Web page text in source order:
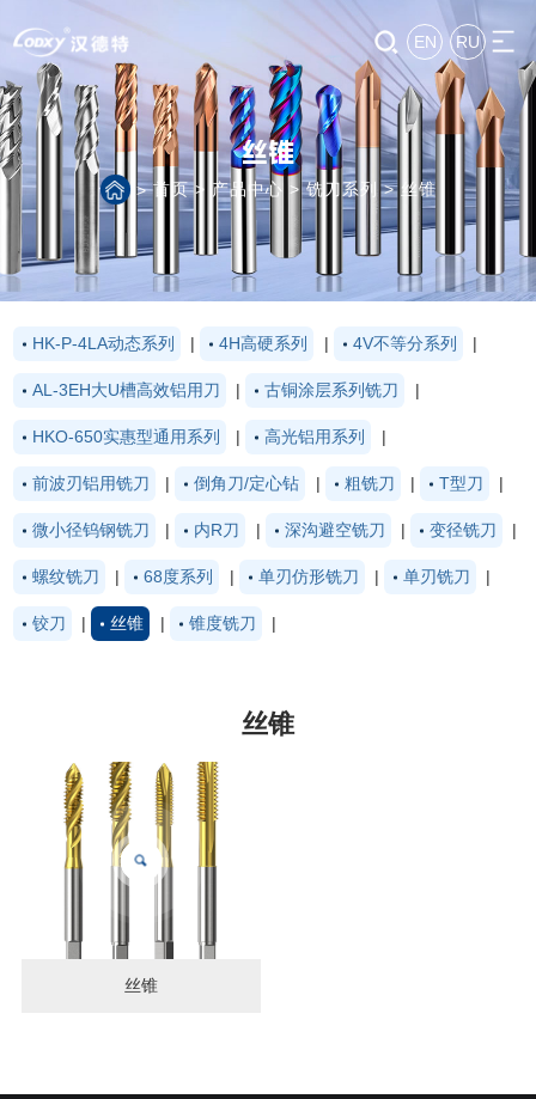
EN RU
丝锥
> 首页> 产品中心 >铣刀系列 > 丝锥
HK-P-4LA动态系列 | 4H高硬系列 | 4V不等分系列 |
AL-3EH大U槽高效铝用刀 | 古铜涂层系列铣刀 |
HKO-650实惠型通用系列 | 高光铝用系列 |
前波刃铝用铣刀 | 倒角刀/定心钻 | 粗铣刀 | T型刀 |
微小径钨钢铣刀 | 内R刀 | 深沟避空铣刀 | 变径铣刀 |
螺纹铣刀 | 68度系列 | 单刃仿形铣刀 | 单刃铣刀 |
铰刀 | 丝锥 | 锥度铣刀 |
丝锥
丝锥